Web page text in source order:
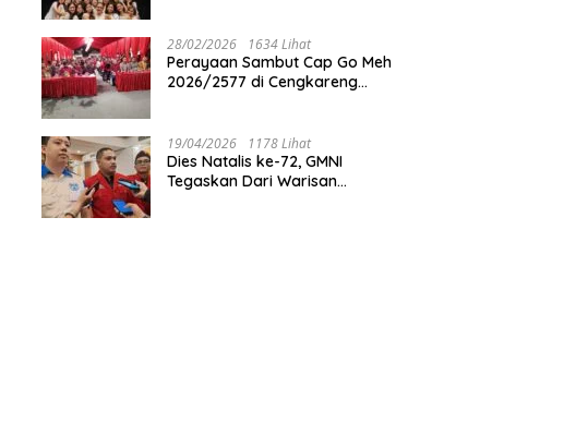
Indonesia
28/02/2026 1634 Lihat
Perayaan Sambut Cap Go Meh
2026/2577 di Cengkareng
Harmoni
19/04/2026 1178 Lihat
Dies Natalis ke-72, GMNI
Tegaskan Dari Warisan